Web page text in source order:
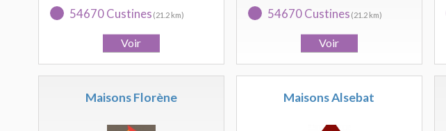
54670 Custines (21.2 km) 54670 Custines (21.2 km)
Maisons Florène Maisons Alsebat